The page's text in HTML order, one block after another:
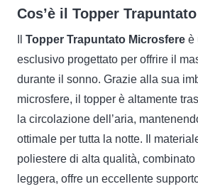
Cos’è il Topper
Topper Trapuntato Microsfere è
esclusivo progettato per offrire il
durante il sonno. Grazie alla sua
microsfere, il topper è altamente
la circolazione dell’aria,
ottimale per tutta la notte. Il
poliestere di alta qualità, combinato
leggera, offre un eccellente